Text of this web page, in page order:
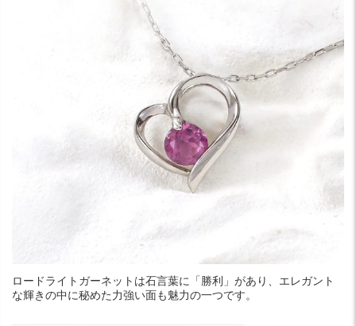
ロードライトガーネットは石言葉に「勝利」があり、エレガント
な輝きの中に秘めた力強い面も魅力の一つです。